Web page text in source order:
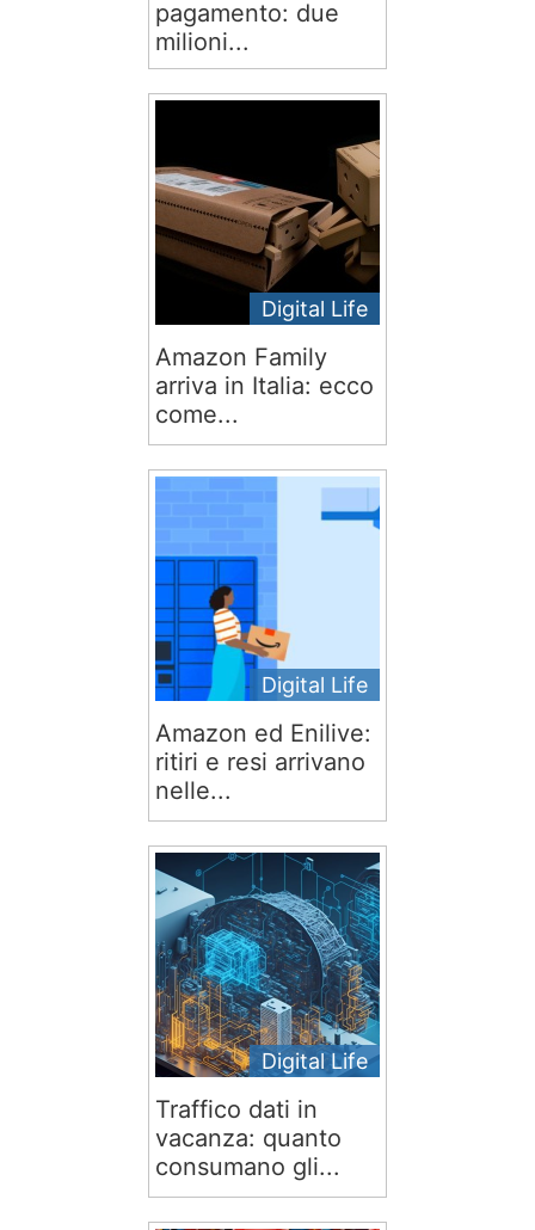
pagamento: due
milioni...
Digital Life
Amazon Family
arriva in Italia: ecco
come...
Digital Life
Amazon ed Enilive:
ritiri e resi arrivano
nelle...
Digital Life
Traffico dati in
vacanza: quanto
consumano gli...